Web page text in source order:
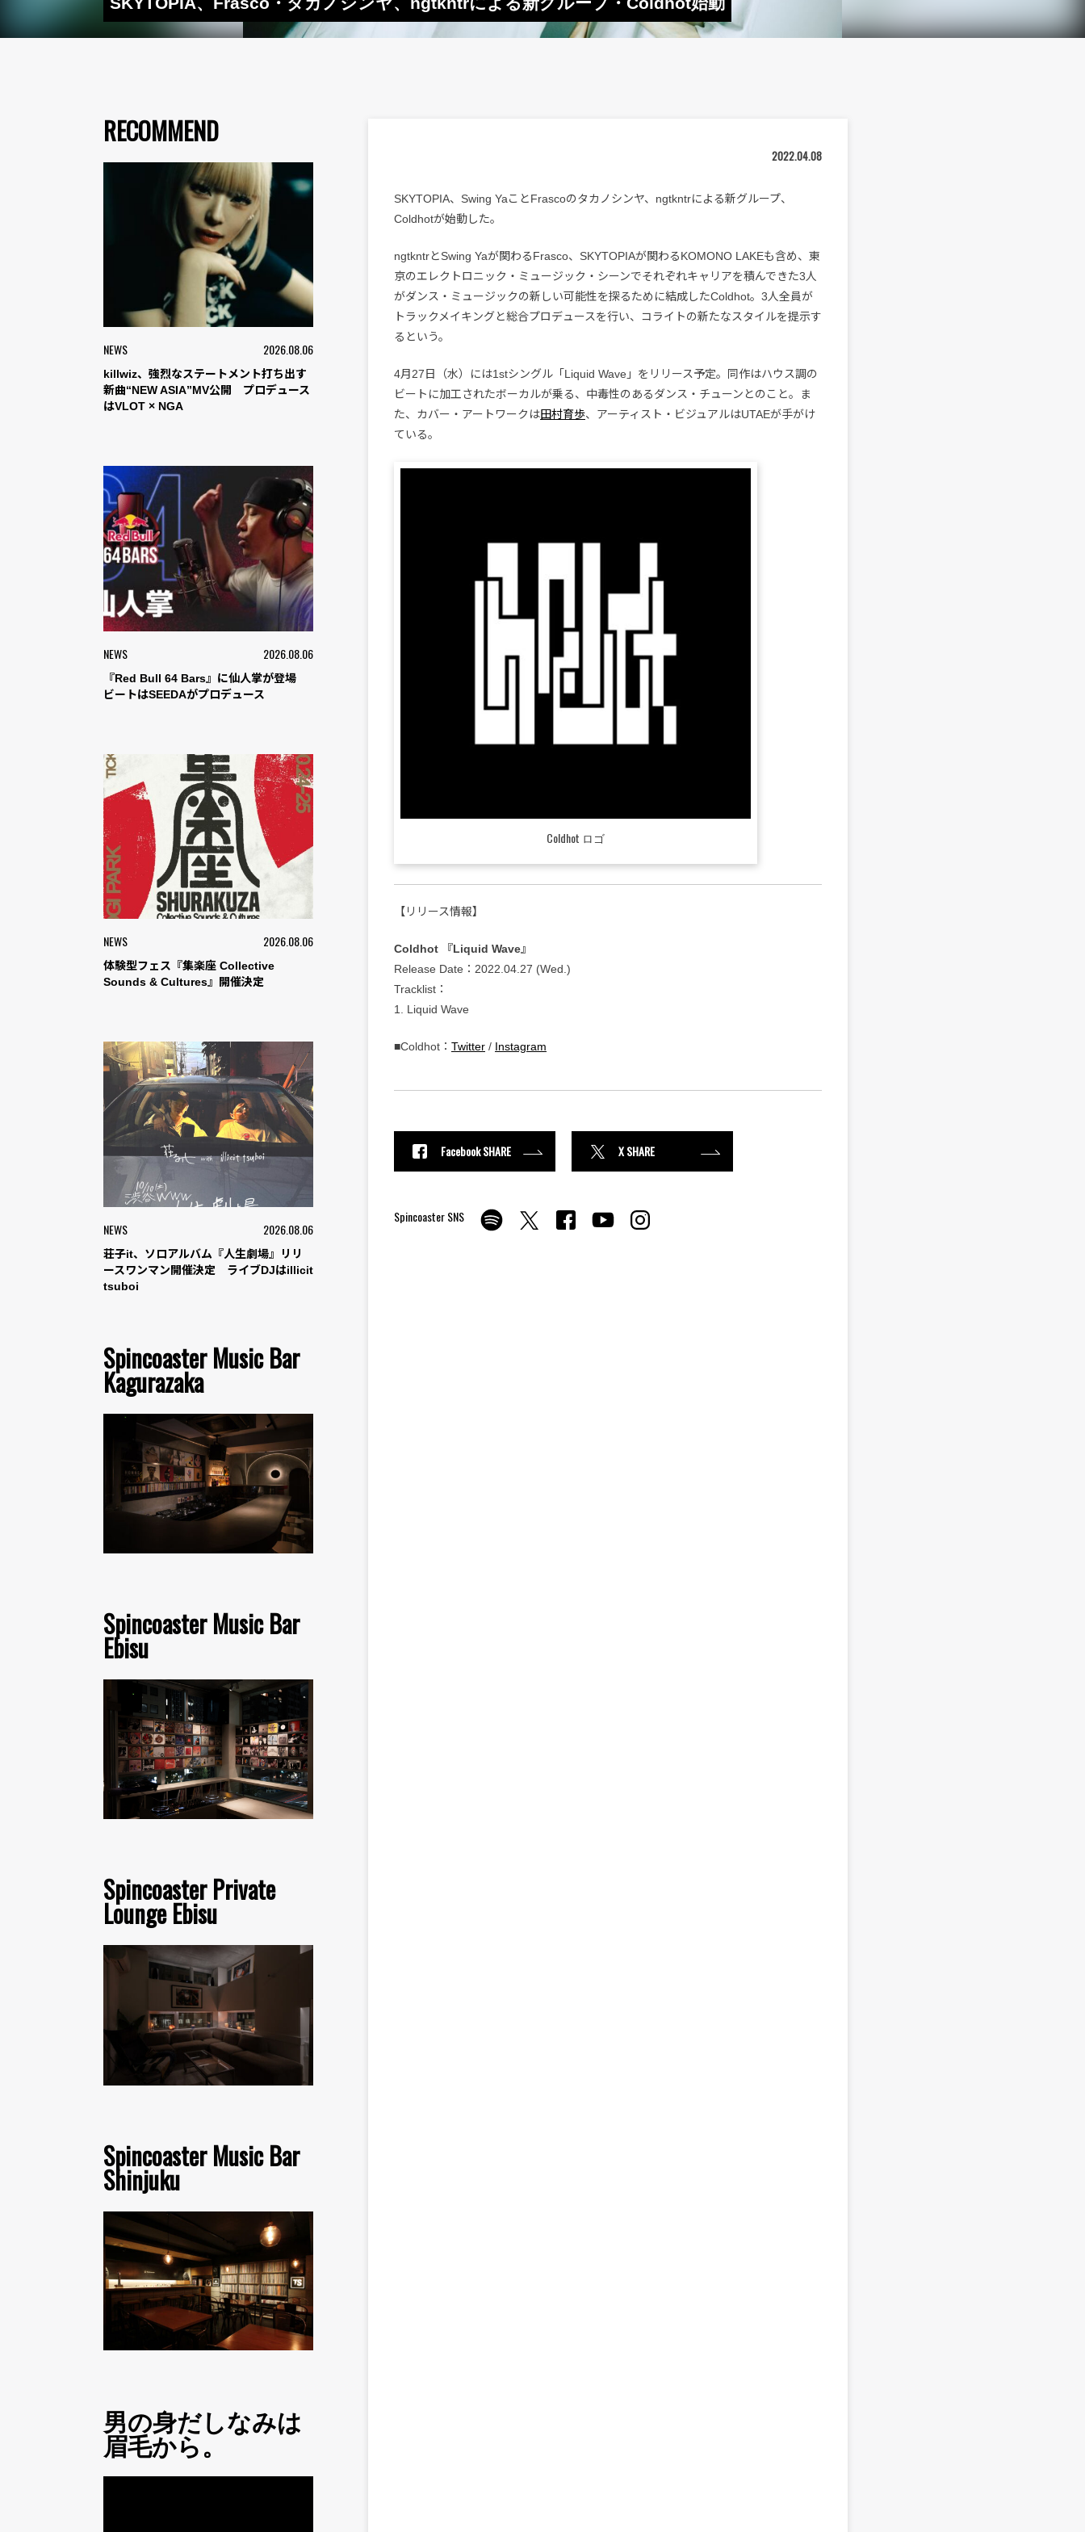
RECOMMEND
NEWS 2026.08.06
killwiz、強烈なステートメント打ち出す
新曲“NEW ASIA”MV公開 プロデュース
はVLOT × NGA
NEWS 2026.08.06
『Red Bull 64 Bars』に仙人掌が登場
ビートはSEEDAがプロデュース
NEWS 2026.08.06
体験型フェス『集楽座 Collective
Sounds & Cultures』開催決定
NEWS 2026.08.06
荘子it、ソロアルバム『人生劇場』リリ
ースワンマン開催決定 ライブDJはillicit
tsuboi
Spincoaster Music Bar
Kagurazaka
Spincoaster Music Bar
Ebisu
Spincoaster Private
Lounge Ebisu
Spincoaster Music Bar
Shinjuku
男の身だしなみは
眉毛から。
2022.04.08
SKYTOPIA、Swing YaことFrascoのタカノシンヤ、ngtkntrによる新グループ、
Coldhotが始動した。
ngtkntrとSwing Yaが関わるFrasco、SKYTOPIAが関わるKOMONO LAKEも含め、東
京のエレクトロニック・ミュージック・シーンでそれぞれキャリアを積んできた3人
がダンス・ミュージックの新しい可能性を探るために結成したColdhot。3人全員が
トラックメイキングと総合プロデュースを行い、コライトの新たなスタイルを提示す
るという。
4月27日（水）には1stシングル「Liquid Wave」をリリース予定。同作はハウス調の
ビートに加工されたボーカルが乗る、中毒性のあるダンス・チューンとのこと。ま
た、カバー・アートワークは田村育歩、アーティスト・ビジュアルはUTAEが手がけ
ている。
Coldhot ロゴ
【リリース情報】
Coldhot 『Liquid Wave』
Release Date：2022.04.27 (Wed.)
Tracklist：
1. Liquid Wave
■Coldhot： Twitter / Instagram
Facebook SHARE X SHARE
Spincoaster SNS